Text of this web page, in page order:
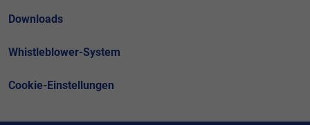
Downloads
Whistleblower-System
Cookie-Einstellungen